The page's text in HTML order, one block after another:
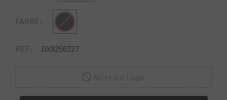
FARBE:Schwarz Schwarz
REF: DX9256327